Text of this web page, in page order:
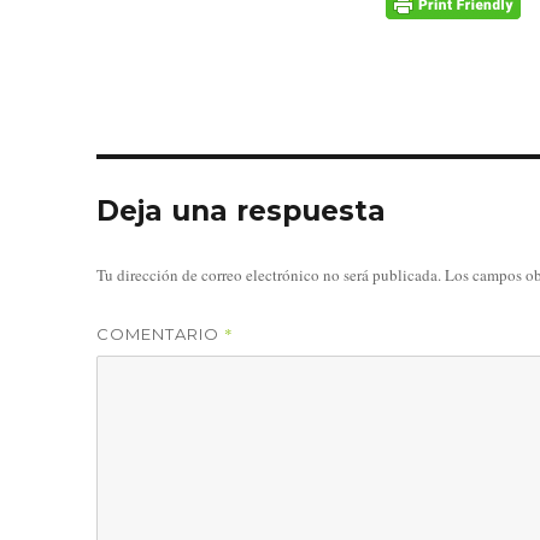
Deja una respuesta
Tu dirección de correo electrónico no será publicada.Los campos
COMENTARIO *